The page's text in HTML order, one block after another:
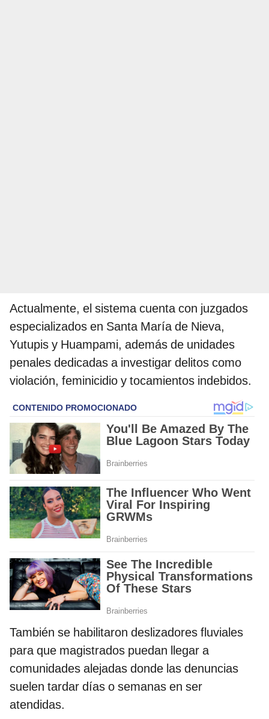
Actualmente, el sistema cuenta con juzgados
especializados en Santa María de Nieva,
Yutupis y Huampami, además de unidades
penales dedicadas a investigar delitos como
violación, feminicidio y tocamientos indebidos.
También se habilitaron deslizadores fluviales
para que magistrados puedan llegar a
comunidades alejadas donde las denuncias
suelen tardar días o semanas en ser
atendidas.